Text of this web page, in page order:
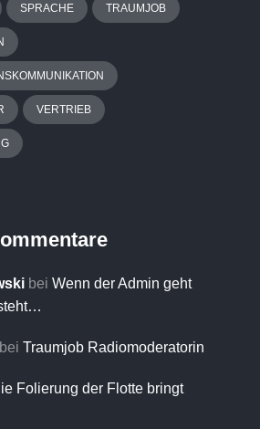
SPRACHE TRAUMJOB
VERTRIEB
bei Wenn der Admin geht
bei Traumjob Radiomoderatorin
Folierung der Flotte bringt